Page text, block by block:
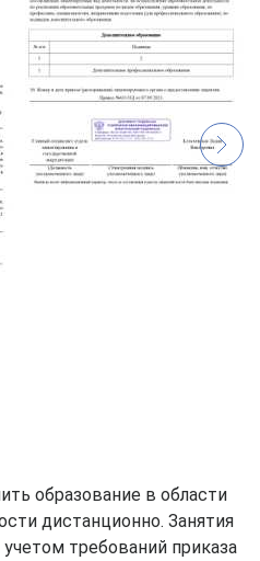
образование в области
дистанционно. Занятия
требований приказа